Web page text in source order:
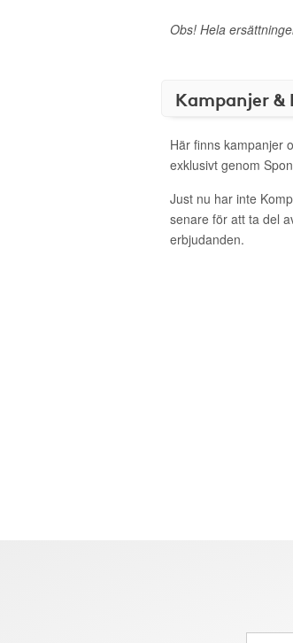
Obs! Hela
Kampanjer
Här finns kampanjer
exklusivt genom
Just nu har inte
senare för att ta del
erbjudanden.